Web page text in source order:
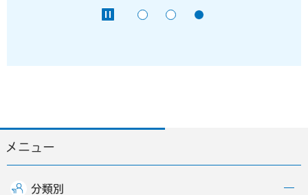
メニュー
分類別